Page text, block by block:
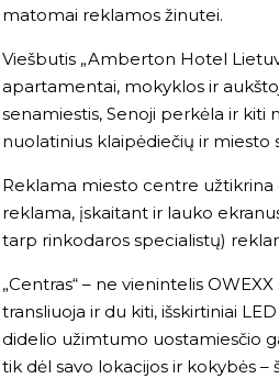
matomai reklamos žinutei.
Viešbutis „Amberton Hotel
apartamentai, mokyklos ir
senamiestis, Senoji perkėla ir kiti
nuolatinius klaipėdiečių ir miesto
Reklama miesto centre
reklama, įskaitant ir lauko
tarp rinkodaros specialistų)
„Centras“ – ne vienintelis
transliuoja ir du kiti, išskirtiniai
didelio užimtumo uostamiesčio
tik dėl savo lokacijos ir kokybės –